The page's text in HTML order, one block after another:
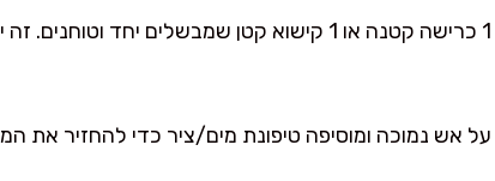
לגרסה דל פחמימות, אני מוותרת על הקמח ומסמיכה עם 1 כרישה קטנה או 1 קישוא קטן שמבשלים
אש נמוכה ומוסיפה טיפונת מים/ציר כדי להחזיר את